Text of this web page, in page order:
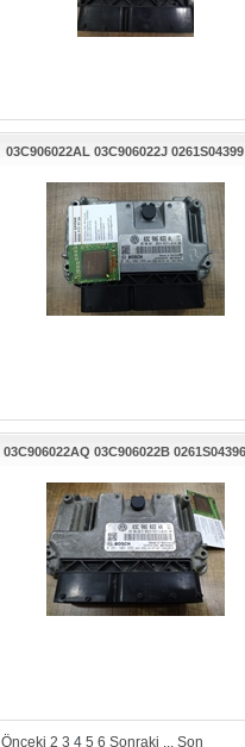
03C906022AL 03C906022J
03C906022AQ 03C906022B
Önceki 2 3 4 5 6 Sonraki ... Son